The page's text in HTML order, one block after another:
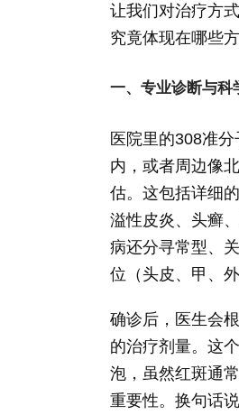
让我们对治疗方
究竟体现在哪些
一、专业诊断与科
医院里的308准
内，或者周边像
估。这包括详细
溢性皮炎、头癣
病还分寻常型、
位（头皮、甲、
确诊后，医生会
的治疗剂量。这
泡，虽然红斑通
重要性。换句话